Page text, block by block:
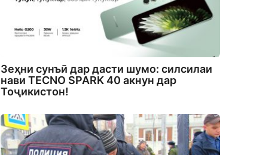
Зеҳни сунъӣ дар дасти шумо: силсилаи
нави TECNO SPARK 40 акнун дар
Тоҷикистон!